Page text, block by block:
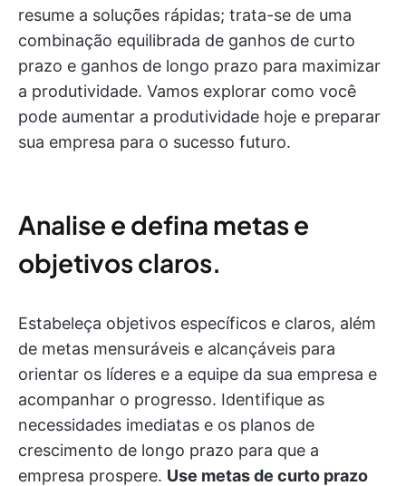
resume a soluções rápidas; trata-se de uma
combinação equilibrada de ganhos de curto
prazo e ganhos de longo prazo para maximizar
a produtividade. Vamos explorar como você
pode aumentar a produtividade hoje e preparar
sua empresa para o sucesso futuro.
Analise e defina metas e
objetivos claros.
Estabeleça objetivos específicos e claros, além
de metas mensuráveis e alcançáveis para
orientar os líderes e a equipe da sua empresa e
acompanhar o progresso. Identifique as
necessidades imediatas e os planos de
crescimento de longo prazo para que a
empresa prospere. Use metas de curto prazo